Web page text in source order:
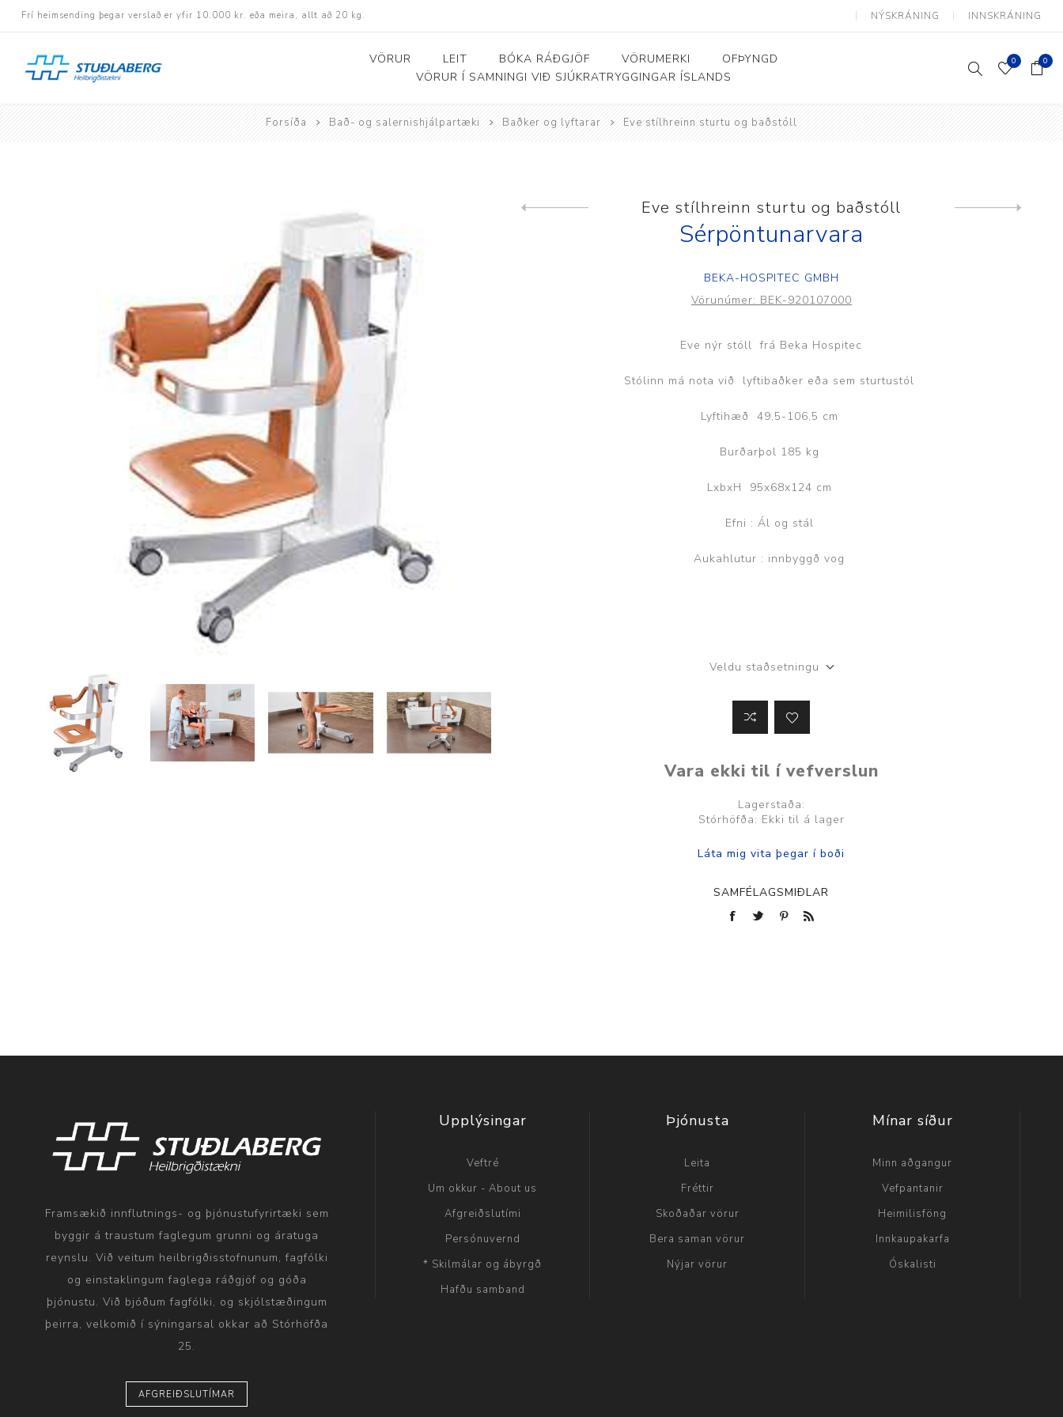
Frí heimsending þegar verslað er yfir 10.000 kr. eða meira, allt að 20 kg. NÝSKRÁNING INNSKRÁNING
VÖRUR
Hjólastólar
Fastramma hjólastólar
Rafskutlur
Krossramma hjólastólar
Sessur
Bað- og salernishjálpartæki Þjálfun og endurhæfing Hjálpartæki
Smáhjálpartæki
Vinnuborð og sérhæfðir
Brjóstaaðgerðir
Þrýstingsvörur
Stóma og þvagleggir Heilbrigðisstofnanir
Innréttingar, vagnar og
Rekstrarvörur
Skoðunar- og
meðferðarbekkir
Smátæki
Rýmingarsala
LEIT BÓKA RÁÐGJÖF VÖRUMERKI
OFÞYNGD
VÖRUR Í SAMNINGI VIÐ SJÚKRATRYGGINGAR ÍSLANDS
0 0
Forsíða Bað- og salernishjálpartæki Baðker og lyftarar Eve stílhreinn sturtu og baðstóll
Eve stílhreinn sturtu og baðstóll
Sérpöntunarvara
BEKA-HOSPITEC GMBH
Vörunúmer: BEK-920107000
Eve nýr stóll frá Beka Hospitec
Stólinn má nota við lyftibaðker eða sem sturtustól
Lyftihæð 49,5-106,5 cm
Burðarþol 185 kg
LxbxH 95x68x124 cm
Efni : Ál og stál
Aukahlutur : innbyggð vog
Veldu staðsetningu
Vara ekki til í vefverslun
Lagerstaða:
Stórhöfða: Ekki til á lager
SAMFÉLAGSMIÐLAR
Framsækið innflutnings- og þjónustufyrirtæki sem
byggir á traustum faglegum grunni og áratuga
reynslu. Við veitum heilbrigðisstofnunum, fagfólki
og einstaklingum faglega ráðgjöf og góða
þjónustu. Við bjóðum fagfólki, og skjólstæðingum
þeirra, velkomið í sýningarsal okkar að Stórhöfða
25.
AFGREIÐSLUTÍMAR
Upplýsingar
Veftré
Um okkur - About us
Afgreiðslutími
Persónuvernd
* Skilmálar og ábyrgð
Hafðu samband
Þjónusta
Leita
Fréttir
Skoðaðar vörur
Bera saman vörur
Nýjar vörur
Mínar síður
Minn aðgangur
Vefpantanir
Heimilisföng
Innkaupakarfa
Óskalisti